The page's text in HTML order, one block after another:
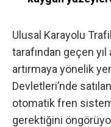
Ulusal Karayolu
tarafından geçen
artırmaya yönelik
Devletleri’nde
otomatik fren
gerektiğini